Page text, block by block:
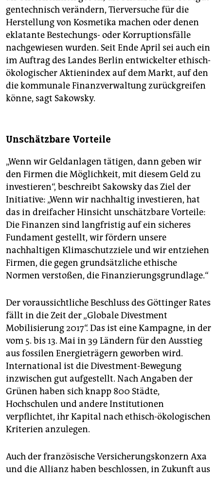
gentechnisch verändern, Tierversuche für die
Herstellung von Kosmetika machen oder denen
eklatante Bestechungs- oder Korruptionsfälle
nachgewiesen wurden. Seit Ende April sei auch ein
im Auftrag des Landes Berlin entwickelter ethisch-
ökologischer Aktienindex auf dem Markt, auf den
die kommunale Finanzverwaltung zurückgreifen
könne, sagt Sakowsky.
Unschätzbare Vorteile
„Wenn wir Geldanlagen tätigen, dann geben wir
den Firmen die Möglichkeit, mit diesem Geld zu
investieren“, beschreibt Sakowsky das Ziel der
Initiative: „Wenn wir nachhaltig investieren, hat
das in dreifacher Hinsicht unschätzbare Vorteile:
Die Finanzen sind langfristig auf ein sicheres
Fundament gestellt, wir fördern unsere
nachhaltigen Klimaschutzziele und wir entziehen
Firmen, die gegen grundsätzliche ethische
Normen verstoßen, die Finanzierungsgrundlage.“
Der voraussichtliche Beschluss des Göttinger Rates
fällt in die Zeit der „Globale Divestment
Mobilisierung 2017“. Das ist eine Kampagne, in der
vom 5. bis 13. Mai in 39 Ländern für den Ausstieg
aus fossilen Energieträgern geworben wird.
International ist die Divestment-Bewegung
inzwischen gut aufgestellt. Nach Angaben der
Grünen haben sich knapp 800 Städte,
Hochschulen und andere Institutionen
verpflichtet, ihr Kapital nach ethisch-ökologischen
Kriterien anzulegen.
Auch der französische Versicherungskonzern Axa
und die Allianz haben beschlossen, in Zukunft aus